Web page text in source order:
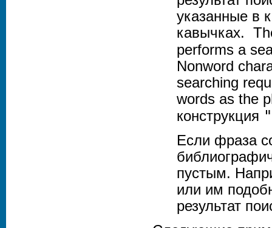
указанные в
кавычках.
performs a
Nonword
searching
words as the
конструкция "
Если фраза
пустым.
или им
результат